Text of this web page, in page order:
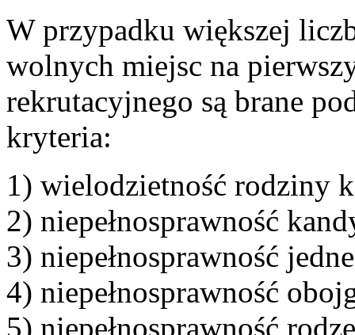
W przypadku większej
wolnych miejsc na
rekrutacyjnego są brane
kryteria:
1) wielodzietność rodziny
2) niepełnosprawność
3) niepełnosprawność
4) niepełnosprawność
5) niepełnosprawność